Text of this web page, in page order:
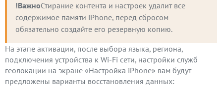
!ВажноСтирание контента и настроек удалит все
содержимое памяти iPhone, перед сбросом
обязательно создайте его резервную копию.
На этапе активации, после выбора языка, региона,
подключения устройства к Wi-Fi сети, настройки служб
геолокации на экране «Настройка iPhone» вам будут
предложены варианты восстановления данных: